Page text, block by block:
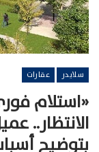
سلايدر عقارات
«استلام
الانتظار..
بتوضيح